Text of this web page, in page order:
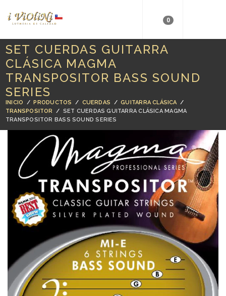
0
SET CUERDAS GUITARRA
CLÁSICA MAGMA
TRANSPOSITOR BASS SOUND
SERIES
INICIO /PRODUCTOS / CUERDAS /GUITARRA CLÁSICA /
TRANSPOSITOR
/ SET CUERDAS GUITARRA CLÁSICA MAGMA
TRANSPOSITOR BASS SOUND SERIES